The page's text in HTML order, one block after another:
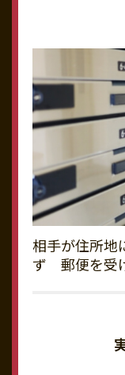
相手が住所地
ず 郵便を受